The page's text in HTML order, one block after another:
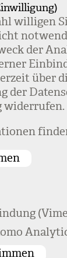
wil­li­gen
der
über
der
wider­ru­fen.